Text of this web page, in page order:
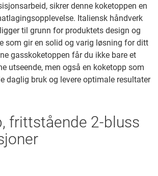
sikrer denne koketoppen en
Italiensk håndverk
til grunn for produktets design og
som gir en solid og varig løsning for ditt
gasskoketoppen får du ikke bare et
utseende, men også en koketopp som
daglig bruk og levere optimale resultater
frittstående 2-bluss